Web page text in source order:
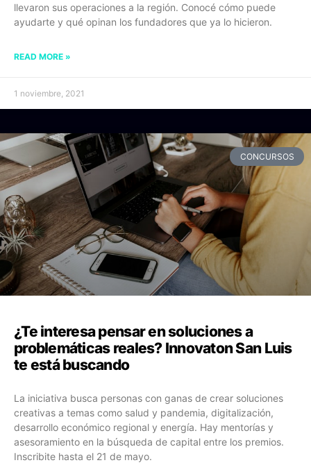
llevaron sus operaciones a la región. Conocé cómo puede
ayudarte y qué opinan los fundadores que ya lo hicieron.
READ MORE »
1 noviembre, 2021
CONCURSOS
¿Te interesa pensar en soluciones a
problemáticas reales? Innovaton San Luis
te está buscando
La iniciativa busca personas con ganas de crear soluciones
creativas a temas como salud y pandemia, digitalización,
desarrollo económico regional y energía. Hay mentorías y
asesoramiento en la búsqueda de capital entre los premios.
Inscribite hasta el 21 de mayo.